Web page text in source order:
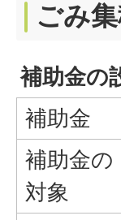
ごみ
補助金の
補助金
補助金の
対象